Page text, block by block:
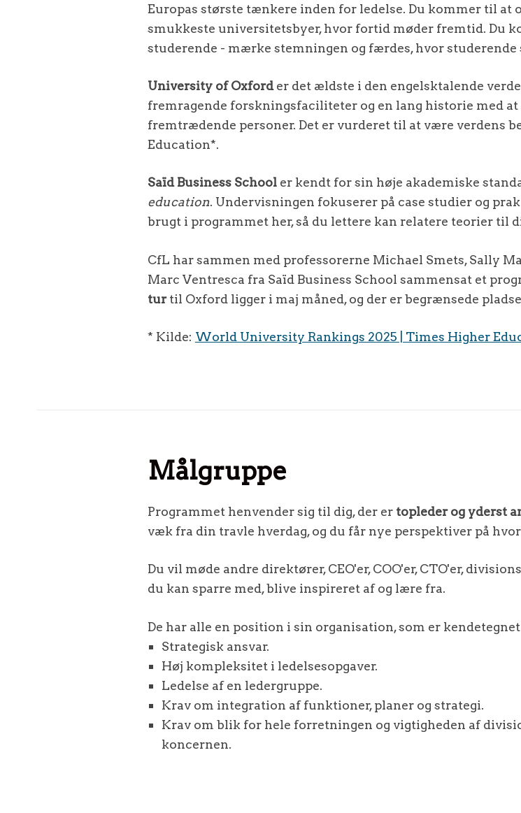
Europas største tænkere inden for ledelse. Du kommer til at
smukkeste universitetsbyer, hvor fortid møder fremtid. Du
studerende - mærke stemningen og færdes, hvor
University of Oxforder det ældste i den engelsktalende
fremragende forskningsfaciliteter og en lang historie med
fremtrædende personer. Det er vurderet til at være verdens
Education*.
Saïd Business Schooler kendt for sin høje akademiske
education. Undervisningen fokuserer på case studier og
brugt i programmet her, så du lettere kan relatere teorier til
CfL har sammen med professorerne Michael Smets, Sally
Marc Ventresca fra Saïd Business School sammensat et
turtil Oxford ligger i maj måned, og der er begrænsede
* Kilde: World University Rankings 2025 | Times Higher
Målgruppe
Programmet henvender sig til dig, der er topleder og yderst
væk fra din travle hverdag, og du får nye perspektiver på
Du vil møde andre direktører, CEO'er, COO'er, CTO'er,
du kan sparre med, blive inspireret af og lære fra.
De har alle en position i sin organisation, som er kendetegnet
Strategisk ansvar.
Høj kompleksitet i ledelsesopgaver.
Ledelse af en ledergruppe.
Krav om integration af funktioner, planer og strategi.
Krav om blik for hele forretningen og vigtigheden af
koncernen.